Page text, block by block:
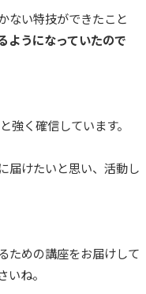
ない特技ができたこと
ようになっていたので
と強く確信しています。
届けたいと思い、活動し
ための講座をお届けして
ね。